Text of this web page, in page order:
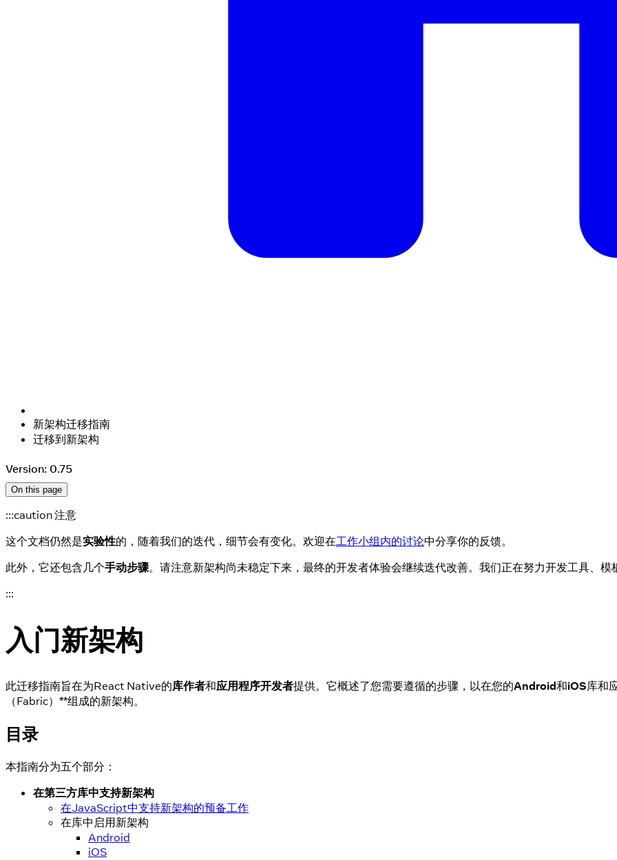
新架构迁移指南
迁移到新架构
Version: 0.75
On this page
:::caution 注意
这个文档仍然是实验性的，随着我们的迭代，细节会有变化。欢迎在工作小组内的讨论中分享你的反馈。
此外，它还包含几个手动步骤。请注意新架构尚未稳定下来，最终的开发者体验会继续迭代改善。我们正在努力开发工具、
:::
入门新架构
此迁移指南旨在为React Native的库作者和应用程序开发者提供。它概述了您需要遵循的步骤，以在您的Android和iOS库和
（Fabric）**组成的新架构。
目录
本指南分为五个部分：
在第三方库中支持新架构
在JavaScript中支持新架构的预备工作
在库中启用新架构
Android
iOS